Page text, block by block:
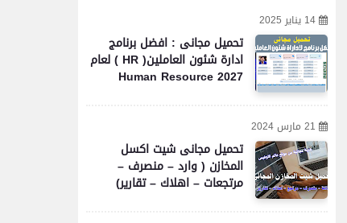
14 يناير 2025
تحميل مجانى : افضل برنامج
ادارة شئون العاملين( HR ) لعام
2027 Human Resource
21 مارس 2024
تحميل مجانى شيت اكسل
المخازن ( وارد – منصرف –
مرتجعات – اهلاك – تقارير)